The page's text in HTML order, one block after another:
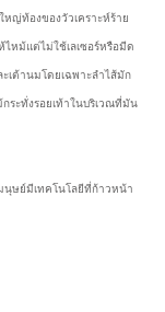
ญ่ท้องของวัวเคราะห์ร้าย
ไหม้แต่ไม่ใช้เลเซอร์หรือมีด
เต้านมโดยเฉพาะลำไส้มัก
ระทั่งรอยเท้าในบริเวณที่มัน
ษย์มีเทคโนโลยีที่ก้าวหน้า